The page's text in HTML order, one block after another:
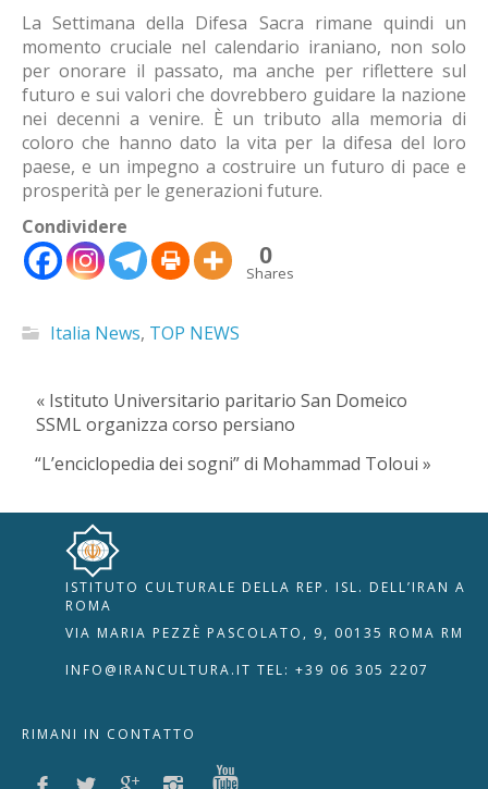
La Settimana della Difesa Sacra rimane quindi un
momento cruciale nel calendario iraniano, non solo
per onorare il passato, ma anche per riflettere sul
futuro e sui valori che dovrebbero guidare la nazione
nei decenni a venire. È un tributo alla memoria di
coloro che hanno dato la vita per la difesa del loro
paese, e un impegno a costruire un futuro di pace e
prosperità per le generazioni future.
Condividere
0
Shares
Italia News, TOP NEWS
« Istituto Universitario paritario San Domeico
SSML organizza corso persiano
“L’enciclopedia dei sogni” di Mohammad Toloui »
ISTITUTO CULTURALE DELLA REP. ISL. DELL’IRAN A
ROMA
VIA MARIA PEZZÈ PASCOLATO, 9, 00135 ROMA RM
INFO@IRANCULTURA.IT TEL: +39 06 305 2207
RIMANI IN CONTATTO
RIPRISTINA 🇮🇹 🇬🇧
Disattiva Immagini